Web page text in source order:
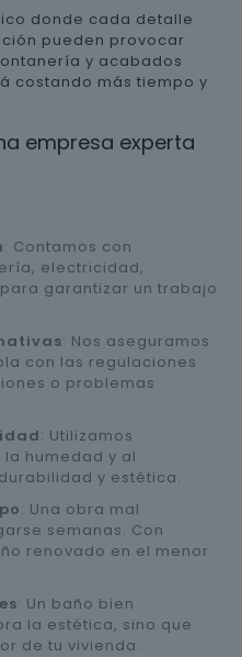
donde cada detalle
pueden provocar
y acabados
costando más tiempo y
empresa experta
: Contamos con
electricidad,
garantizar un trabajo
: Nos aseguramos
con las regulaciones
o problemas
: Utilizamos
humedad y al
y estética.
: Una obra mal
semanas. Con
renovado en el menor
: Un baño bien
la estética, sino que
de tu vivienda.